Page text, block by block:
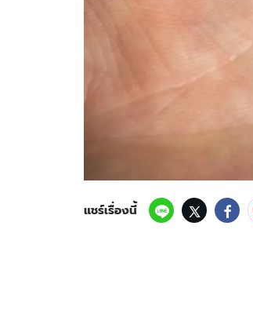
บริษัท อิมเมจ ฟิวเจอร์
แชร์เรื่องนี้